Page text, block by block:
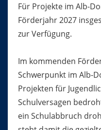
Für Projekte im Alb-
Förderjahr 2027
zur Verfügung.
Im kommenden
Schwerpunkt im Alb-
Projekten für
Schulversagen
ein Schulabbruch